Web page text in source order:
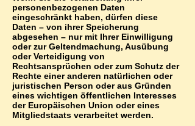
personenbezogenen Daten
eingeschränkt haben, dürfen diese
Daten – von ihrer Speicherung
abgesehen – nur mit Ihrer Einwilligung
oder zur Geltendmachung, Ausübung
oder Verteidigung von
Rechtsansprüchen oder zum Schutz der
Rechte einer anderen natürlichen oder
juristischen Person oder aus Gründen
eines wichtigen öffentlichen Interesses
der Europäischen Union oder eines
Mitgliedstaats verarbeitet werden.